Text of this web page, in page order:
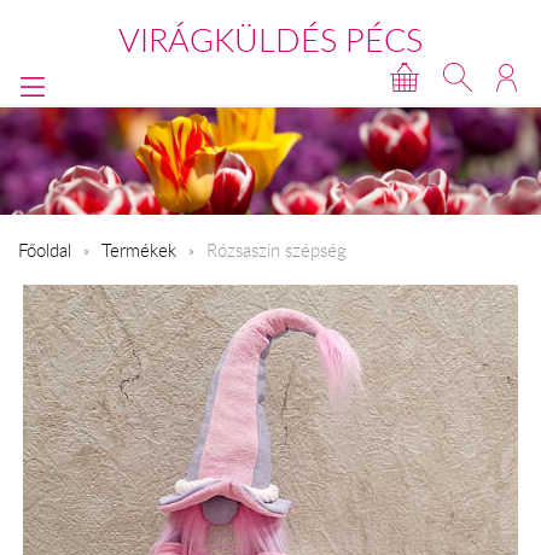
VIRÁGKÜLDÉS PÉCS
Főoldal Termékek Rózsaszín szépség